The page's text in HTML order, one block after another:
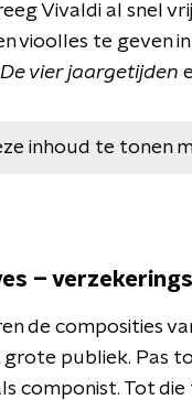
Vivaldi al snel
vioolles te geven
De vier jaargetijden
inhoud te tonen
–
de composities
grote publiek. Pas
componist. Tot